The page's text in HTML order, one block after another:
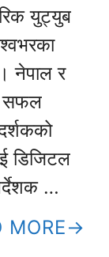
युट्युब
नेपाल र
सफल
डिजिटल
…
MORE